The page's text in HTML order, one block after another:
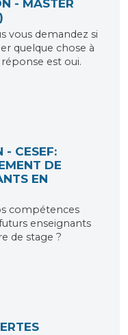
- MASTER
vous demandez si
quelque chose à
est oui.
- CESEF:
DE
EN
compétences
enseignants
de stage ?